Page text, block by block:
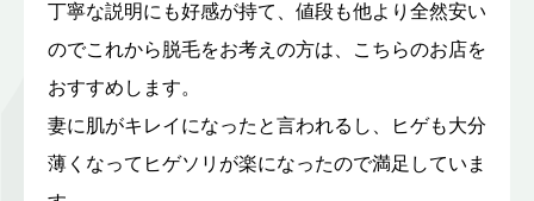
丁寧な説明にも好感が持て、値段も他より全然安い
のでこれから脱毛をお考えの方は、こちらのお店を
おすすめします。
妻に肌がキレイになったと言われるし、ヒゲも大分
薄くなってヒゲソリが楽になったので満足していま